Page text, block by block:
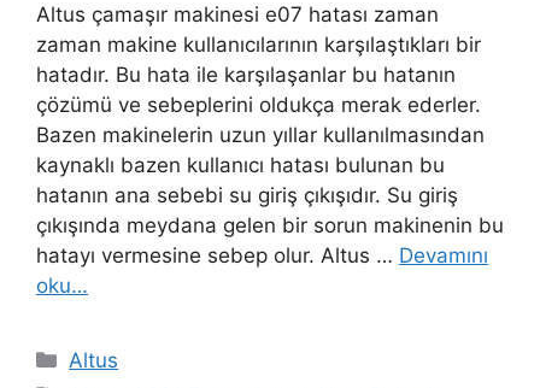
Altus çamaşır makinesi e07 hatası zaman
zaman makine kullanıcılarının karşılaştıkları bir
hatadır. Bu hata ile karşılaşanlar bu hatanın
çözümü ve sebeplerini oldukça merak ederler.
Bazen makinelerin uzun yıllar kullanılmasından
kaynaklı bazen kullanıcı hatası bulunan bu
hatanın ana sebebi su giriş çıkışıdır. Su giriş
çıkışında meydana gelen bir sorun makinenin bu
hatayı vermesine sebep olur. Altus … Devamını
oku…
Kategoriler
Altus